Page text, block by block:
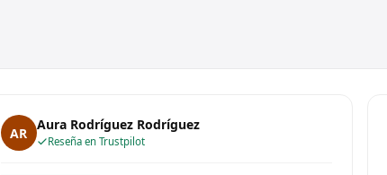
AR Aura Rodríguez Rodríguez
Reseña en Trustpilot